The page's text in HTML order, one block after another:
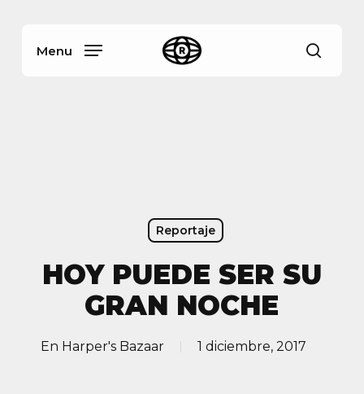
Menu
Reportaje
HOY PUEDE SER SU
GRAN NOCHE
En Harper's Bazaar 1 diciembre, 2017